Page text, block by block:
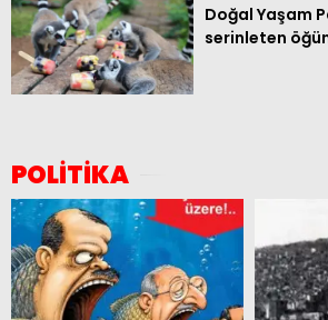
Doğal Yaşam
serinleten
POLİTİKA